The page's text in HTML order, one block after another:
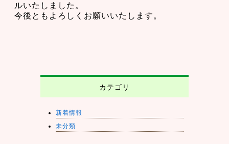
ルいたしました。
今後ともよろしくお願いいたします。
カテゴリ
新着情報
未分類